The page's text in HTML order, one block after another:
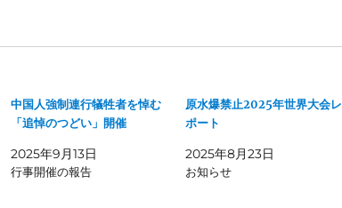
中国人強制連行犠牲者を悼む
「追悼のつどい」開催
2025年9月13日
行事開催の報告
原水爆禁止2025年世界大会レ
ポート
2025年8月23日
お知らせ